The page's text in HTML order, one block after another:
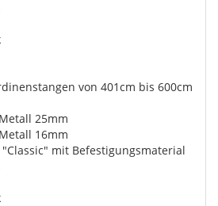
von 401cm bis 600cm
25mm
16mm
mit Befestigungsmaterial